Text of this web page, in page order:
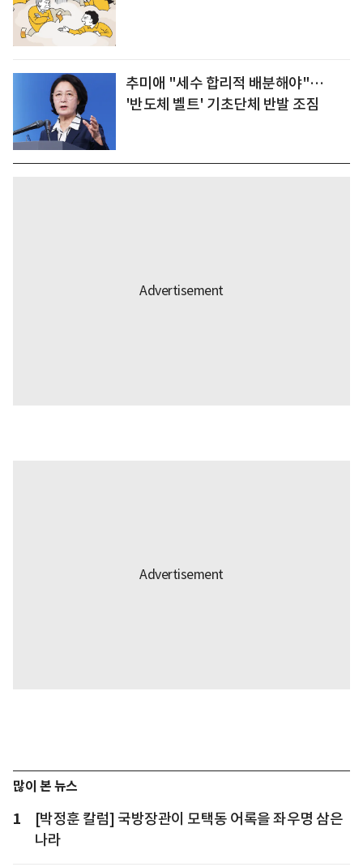
추미애 "세수 합리적 배분해야"…
'반도체 벨트' 기초단체 반발 조짐
많이 본 뉴스
1
[박정훈 칼럼] 국방장관이 모택동 어록을 좌우명 삼은
나라